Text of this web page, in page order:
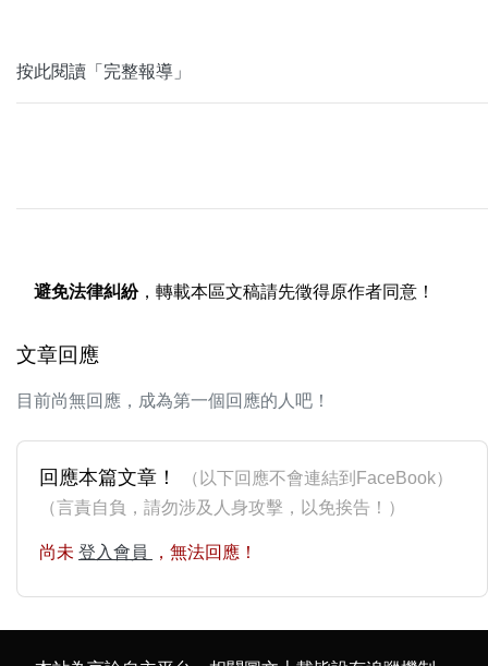
按此閱讀「完整報導」
避免法律糾紛，轉載本區文稿請先徵得原作者同意！
文章回應
目前尚無回應，成為第一個回應的人吧！
回應本篇文章！
（以下回應不會連結到FaceBook）
（言責自負，請勿涉及人身攻擊，以免挨告！）
尚未 登入會員 ，無法回應！